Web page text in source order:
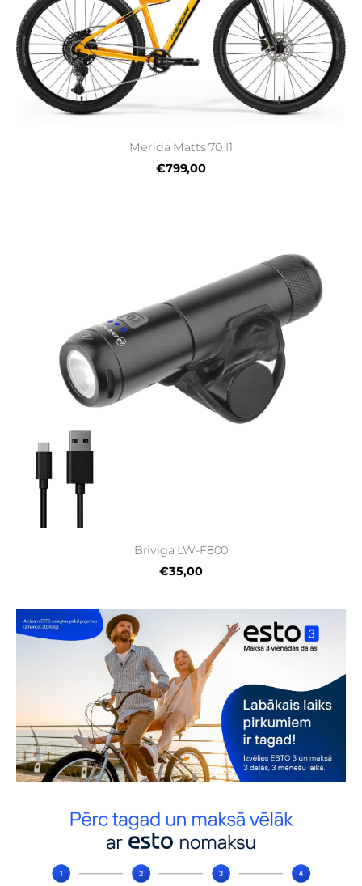
Merida Matts 70 I1
€799,00
Briviga LW-F800
€35,00